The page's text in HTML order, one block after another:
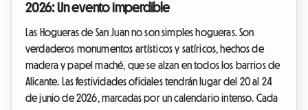
2026: Un evento imperdible
Las Hogueras de San Juan no son simples hogueras. Son
verdaderos monumentos artísticos y satíricos, hechos de
madera y papel maché, que se alzan en todos los barrios de
Alicante. Las festividades oficiales tendrán lugar del 20 al 24
de junio de 2026, marcadas por un calendario intenso. Cada